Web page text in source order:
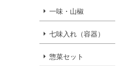
一味・山椒
七味入れ（容器）
惣菜セット